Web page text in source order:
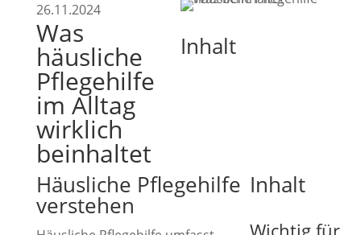
26.11.2024
Was
häusliche
Pflegehilfe
im Alltag
wirklich
beinhaltet
Inhalt
Häusliche Pflegehilfe
verstehen
Inhalt
Wichtig für